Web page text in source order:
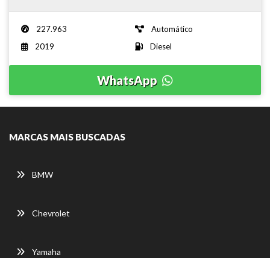
227.963
Automático
2019
Diesel
WhatsApp
MARCAS MAIS BUSCADAS
BMW
Chevrolet
Yamaha